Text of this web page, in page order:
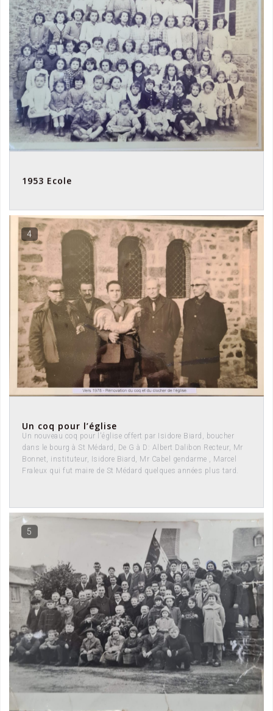
1953 Ecole
Un coq pour l’église
Un nouveau coq pour l'église offert par Isidore Biard, boucher
dans le bourg à St Médard, De G à D: Albert Dalibon Recteur, Mr
Bonnet, instituteur, Isidore Biard, Mr Cabel gendarme , Marcel
Fraleux qui fut maire de St Médard quelques années plus tard.
4
5